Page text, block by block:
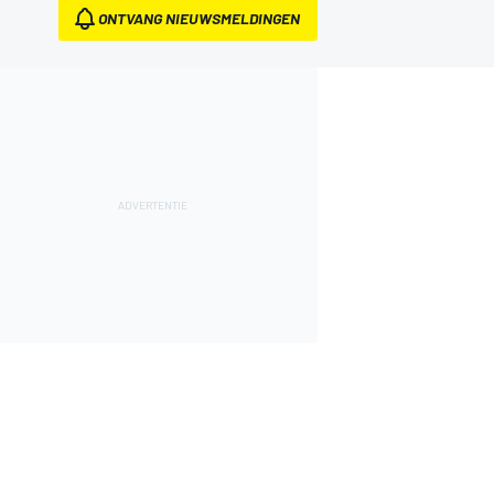
ONTVANG NIEUWSMELDINGEN